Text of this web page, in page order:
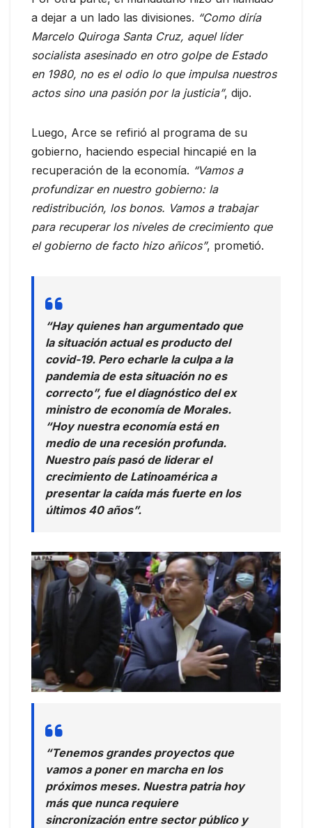
a dejar a un lado las divisiones. “Como diría
Marcelo Quiroga Santa Cruz, aquel líder
socialista asesinado en otro golpe de Estado
en 1980, no es el odio lo que impulsa nuestros
actos sino una pasión por la justicia”, dijo.
Luego, Arce se refirió al programa de su
gobierno, haciendo especial hincapié en la
recuperación de la economía. “Vamos a
profundizar en nuestro gobierno: la
redistribución, los bonos. Vamos a trabajar
para recuperar los niveles de crecimiento que
el gobierno de facto hizo añicos”, prometió.
“Hay quienes han argumentado que
la situación actual es producto del
covid-19. Pero echarle la culpa a la
pandemia de esta situación no es
correcto”, fue el diagnóstico del ex
ministro de economía de Morales.
“Hoy nuestra economía está en
medio de una recesión profunda.
Nuestro país pasó de liderar el
crecimiento de Latinoamérica a
presentar la caída más fuerte en los
últimos 40 años”.
“Tenemos grandes proyectos que
vamos a poner en marcha en los
próximos meses. Nuestra patria hoy
más que nunca requiere
sincronización entre sector público y